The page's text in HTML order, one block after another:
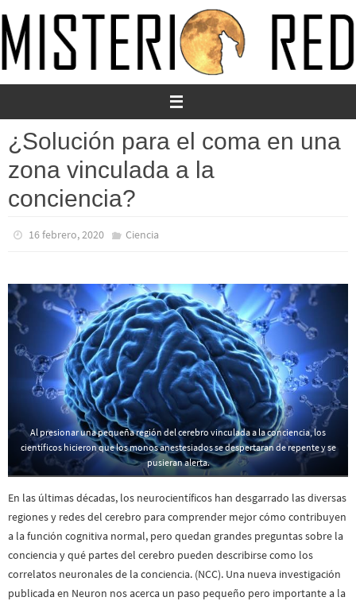
al
contenido
¿Solución para el coma en una
zona vinculada a la
conciencia?
16 febrero, 2020 Ciencia
Al presionar una pequeña región del cerebro vinculada a la conciencia, los
científicos hicieron que los monos anestesiados se despertaran de repente y se
pusieran alerta.
En las últimas décadas, los neurocientíficos han desgarrado las diversas
regiones y redes del cerebro para comprender mejor cómo contribuyen
a la función cognitiva normal, pero quedan grandes preguntas sobre la
conciencia y qué partes del cerebro pueden describirse como los
correlatos neuronales de la conciencia. (NCC). Una nueva investigación
publicada en Neuron nos acerca un paso pequeño pero importante a la